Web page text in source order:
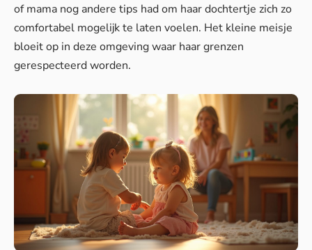
of mama nog andere tips had om haar dochtertje zich zo
comfortabel mogelijk te laten voelen. Het kleine meisje
bloeit op in deze omgeving waar haar grenzen
gerespecteerd worden.